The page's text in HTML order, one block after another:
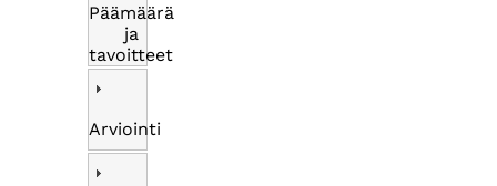
Päämäärä
ja
tavoitteet
Arviointi